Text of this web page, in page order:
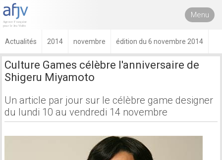
Menu
Actualités 2014 novembre édition du 6 novembre 2014
Culture Games célèbre l'anniversaire de
Shigeru Miyamoto
Un article par jour sur le célèbre game designer
du lundi 10 au vendredi 14 novembre